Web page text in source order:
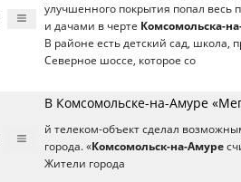
улучшенного покрытия попал весь
и дачами в черте Комсомольска-
В районе есть детский сад, школа,
Северное шоссе, которое со
В Комсомольске-на-Амуре
й телеком-объект сделал
города. «Комсомольск-на-Амуре
Жители города